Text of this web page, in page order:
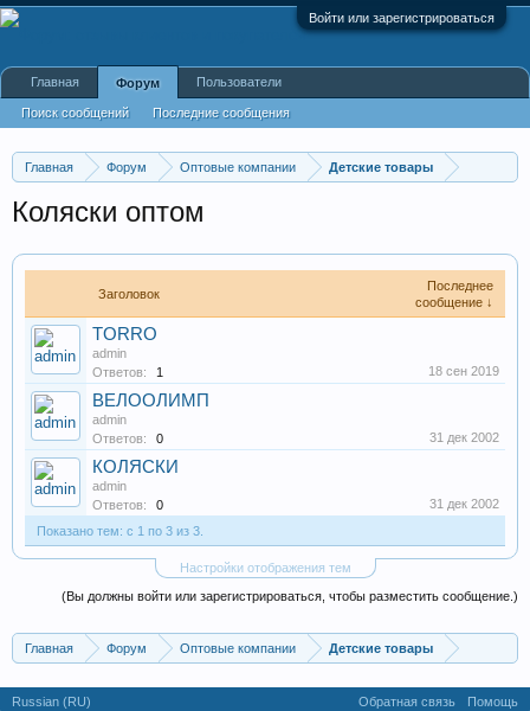
Войти или зарегистрироваться
Главная Форум Оптовые компании Детские товары
Коляски оптом
Заголовок
Последнее
сообщение ↓
TORRO
admin
Ответов:
1 18 сен 2019
ВЕЛООЛИМП
admin
Ответов:
0 31 дек 2002
КОЛЯСКИ
admin
Ответов:
0
31 дек 2002
Показано тем: с 1 по 3 из 3.
Настройки отображения тем
(Вы должны войти или зарегистрироваться, чтобы разместить сообщение.)
Главная Форум Оптовые компании Детские товары
Главная Форум
Поиск сообщений Последние сообщения
Пользователи
Russian (RU) Обратная связь
Помощь